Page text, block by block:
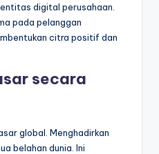
digital perusahaan.
pada pelanggan
citra positif dan
secara
global. Menghadirkan
belahan dunia. Ini